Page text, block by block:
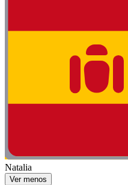
Natalia
Ver menos